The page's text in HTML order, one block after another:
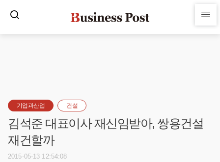
기업과산업 건설
김석준 대표이사 재신임받아, 쌍용건설
재건할까
2015-05-13 12:54:08